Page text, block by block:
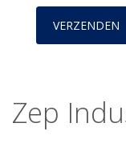
Zep